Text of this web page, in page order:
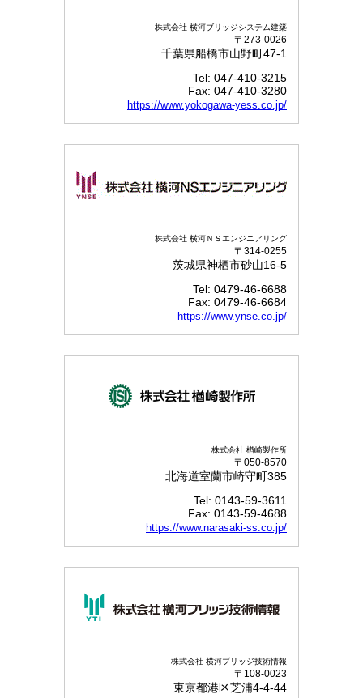
株式会社 横河ブリッジシステム建築
〒273-0026
千葉県船橋市山野町47-1
Tel: 047-410-3215
Fax: 047-410-3280
https://www.yokogawa-yess.co.jp/
株式会社 横河ＮＳエンジニアリング
〒314-0255
茨城県神栖市砂山16-5
Tel: 0479-46-6688
Fax: 0479-46-6684
https://www.ynse.co.jp/
株式会社 楢崎製作所
〒050-8570
北海道室蘭市崎守町385
Tel: 0143-59-3611
Fax: 0143-59-4688
https://www.narasaki-ss.co.jp/
株式会社 横河ブリッジ技術情報
〒108-0023
東京都港区芝浦4-4-44